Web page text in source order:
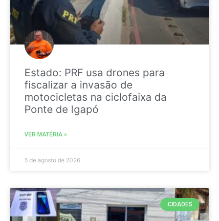
Estado: PRF usa drones para
fiscalizar a invasão de
motocicletas na ciclofaixa da
Ponte de Igapó
VER MATÉRIA »
5 de agosto de 2026
CIDADES